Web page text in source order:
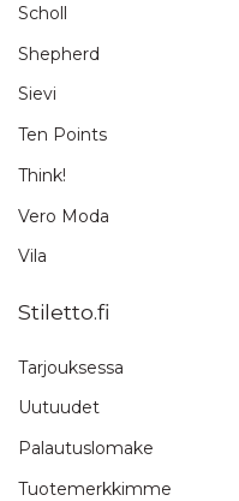
Scholl
Shepherd
Sievi
Ten Points
Think!
Vero Moda
Vila
Stiletto.fi
Tarjouksessa
Uutuudet
Palautuslomake
Tuotemerkkimme